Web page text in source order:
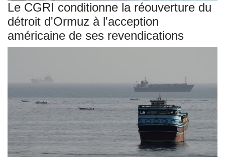
Le CGRI conditionne la réouverture du
détroit d'Ormuz à l'acception
américaine de ses revendications